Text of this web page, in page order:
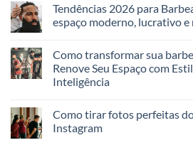
Tendências 2026 para
espaço moderno, lucrativo e
Como transformar sua
Renove Seu Espaço com
Inteligência
Como tirar fotos perfeitas
Instagram